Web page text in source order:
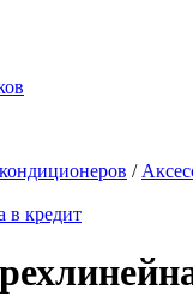
/
в кредит